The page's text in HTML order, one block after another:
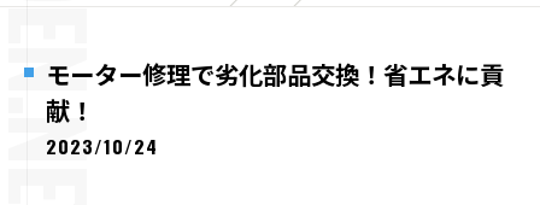
モーター修理で劣化部品交換！省エネに貢
献！
2023/10/24